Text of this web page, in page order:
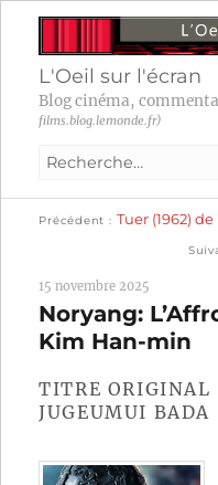
L'Oeil sur l'écran
Blog cinéma,
films.blog.lemonde.fr)
Recherche
:
Navigation
l’article
Précédent Tuer (1962)
15 novembre 2025
Noryang:
Kim Han-min
TITRE ORIGINAL
JUGEUMUI BADA